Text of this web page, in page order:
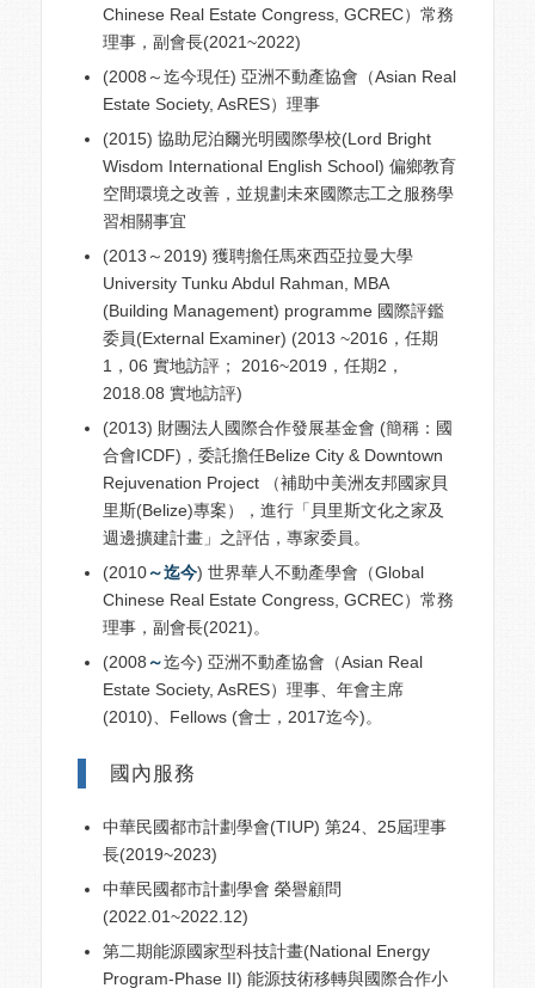
Chinese Real Estate Congress, GCREC）常務
理事，副會長(2021~2022)
(2008～迄今現任) 亞洲不動產協會（Asian Real
Estate Society, AsRES）理事
(2015) 協助尼泊爾光明國際學校(Lord Bright
Wisdom International English School) 偏鄉教育
空間環境之改善，並規劃未來國際志工之服務學
習相關事宜
(2013～2019) 獲聘擔任馬來西亞拉曼大學
University Tunku Abdul Rahman, MBA
(Building Management) programme 國際評鑑
委員(External Examiner) (2013 ~2016，任期
1，06 實地訪評； 2016~2019，任期2，
2018.08 實地訪評)
(2013) 財團法人國際合作發展基金會 (簡稱：國
合會ICDF)，委託擔任Belize City & Downtown
Rejuvenation Project （補助中美洲友邦國家貝
里斯(Belize)專案），進行「貝里斯文化之家及
週邊擴建計畫」之評估，專家委員。
(2010～迄今) 世界華人不動產學會（Global
Chinese Real Estate Congress, GCREC）常務
理事，副會長(2021)。
(2008 ～迄今) 亞洲不動產協會（Asian Real
Estate Society, AsRES）理事、年會主席
(2010)、Fellows (會士，2017迄今)。
國內服務
中華民國都市計劃學會(TIUP) 第24、25屆理事
長(2019~2023)
中華民國都市計劃學會 榮譽顧問
(2022.01~2022.12)
第二期能源國家型科技計畫(National Energy
Program-Phase II) 能源技術移轉與國際合作小